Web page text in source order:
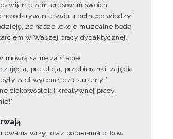
zainteresowań swoich
odkrywanie świata pełnego wiedzy i
że nasze lekcje muzealne będą
w Waszej pracy dydaktycznej.
mówią same za siebie:
zajęcia, prelekcja, przebieranki, zajęcia
zachwycone, dziękujemy!”
ciekawostek i kreatywnej pracy.
wizyt oraz pobierania plików